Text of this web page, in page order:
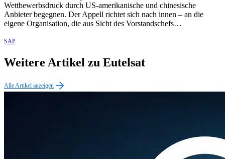
Wettbewerbsdruck durch US-amerikanische und chinesische
Anbieter begegnen. Der Appell richtet sich nach innen – an die
eigene Organisation, die aus Sicht des Vorstandschefs…
SAP
Weitere Artikel zu Eutelsat
Alle Artikel anzeigen